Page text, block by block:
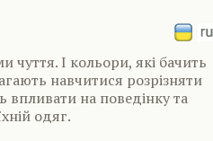
чуття. І кольори, які бачить
навчитися розрізняти
впливати на поведінку та
одяг.